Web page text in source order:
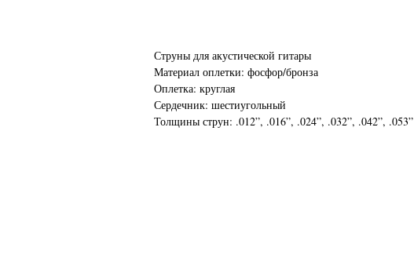
Струны для акустической гитары
Материал оплетки: фосфор/бронза
Оплетка: круглая
Сердечник: шестиугольный
Толщины струн: .012”, .016”, .024”, .032”, .042”, .053”